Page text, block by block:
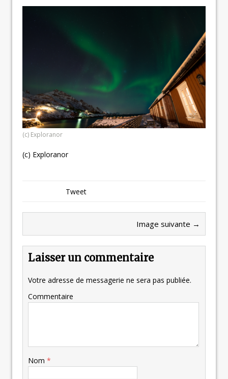
(c) Exploranor
(c) Exploranor
Tweet
Image suivante →
Laisser un commentaire
Votre adresse de messagerie ne sera pas publiée.
Commentaire
Nom *